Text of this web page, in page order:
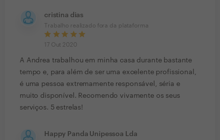
cristina dias
Trabalho realizado fora da plataforma
17 Out 2020
A Andrea trabalhou em minha casa durante bastante
tempo e, para além de ser uma excelente profissional,
é uma pessoa extremamente responsável, séria e
muito disponível. Recomendo vivamente os seus
serviços. 5 estrelas!
Happy Panda Unipessoa Lda